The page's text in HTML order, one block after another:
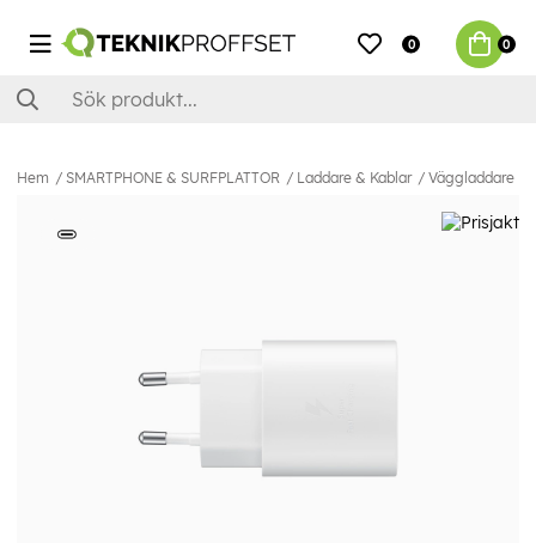
0 0
Hem SMARTPHONE & SURFPLATTOR Laddare & Kablar Väggladdare